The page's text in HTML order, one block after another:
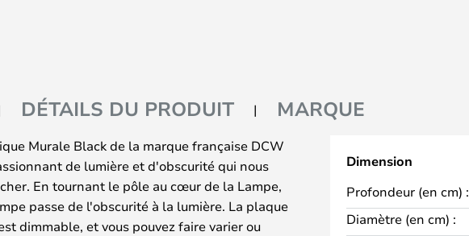
DÉTAILS DU PRODUIT MARQUE
Murale Black de la marque française DCW
de lumière et d'obscurité qui nous
En tournant le pôle au cœur de la Lampe,
passe de l'obscurité à la lumière. La plaque
dimmable, et vous pouvez faire varier ou
Dimension
Profondeur (en cm) :
Diamètre (en cm) :